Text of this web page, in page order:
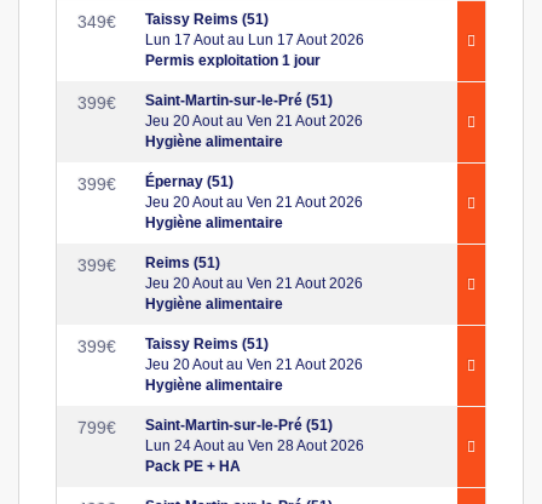
349€
Taissy Reims (51)
Lun 17 Aout au Lun 17 Aout 2026
Permis exploitation 1 jour
399€
Saint-Martin-sur-le-Pré (51)
Jeu 20 Aout au Ven 21 Aout 2026
Hygiène alimentaire
399€
Épernay (51)
Jeu 20 Aout au Ven 21 Aout 2026
Hygiène alimentaire
399€
Reims (51)
Jeu 20 Aout au Ven 21 Aout 2026
Hygiène alimentaire
399€
Taissy Reims (51)
Jeu 20 Aout au Ven 21 Aout 2026
Hygiène alimentaire
799€
Saint-Martin-sur-le-Pré (51)
Lun 24 Aout au Ven 28 Aout 2026
Pack PE + HA